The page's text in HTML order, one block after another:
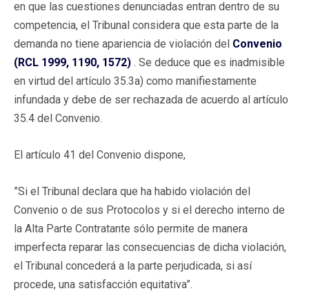
en que las cuestiones denunciadas entran dentro de su
competencia, el Tribunal considera que esta parte de la
demanda no tiene apariencia de violación del Convenio
(RCL 1999, 1190, 1572) . Se deduce que es inadmisible
en virtud del artículo 35.3a) como manifiestamente
infundada y debe de ser rechazada de acuerdo al artículo
35.4 del Convenio.
El artículo 41 del Convenio dispone,
”Si el Tribunal declara que ha habido violación del
Convenio o de sus Protocolos y si el derecho interno de
la Alta Parte Contratante sólo permite de manera
imperfecta reparar las consecuencias de dicha violación,
el Tribunal concederá a la parte perjudicada, si así
procede, una satisfacción equitativa”.